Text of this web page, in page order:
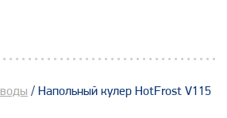
/ Напольный кулер HotFrost V115